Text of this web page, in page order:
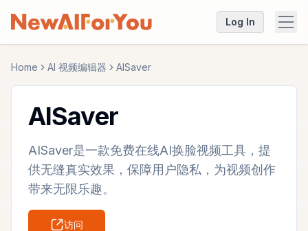
Log In
Home AI 视频编辑器 AISaver
AISaver
AISaver是一款免费在线AI换脸视频工具，提
供无缝真实效果，保障用户隐私，为视频创作
带来无限乐趣。
访问